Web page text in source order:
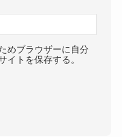
めブラウザーに自分
イトを保存する。